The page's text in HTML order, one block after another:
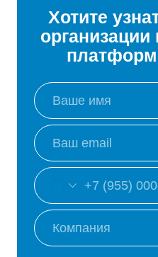
Хотите
организации